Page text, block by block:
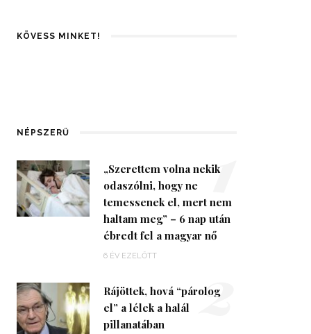
KÖVESS MINKET!
NÉPSZERŰ
„Szerettem volna nekik
odaszólni, hogy ne
temessenek el, mert nem
haltam meg” – 6 nap után
ébredt fel a magyar nő
6 ÉV EZELŐTT
1
Rájöttek, hová “párolog
el” a lélek a halál
pillanatában
2